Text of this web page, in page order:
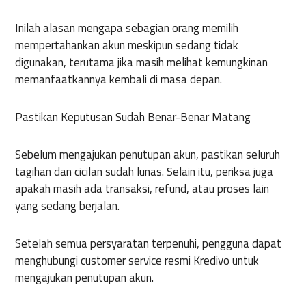
Inilah alasan mengapa sebagian orang memilih
mempertahankan akun meskipun sedang tidak
digunakan, terutama jika masih melihat kemungkinan
memanfaatkannya kembali di masa depan.
Pastikan Keputusan Sudah Benar-Benar Matang
Sebelum mengajukan penutupan akun, pastikan seluruh
tagihan dan cicilan sudah lunas. Selain itu, periksa juga
apakah masih ada transaksi, refund, atau proses lain
yang sedang berjalan.
Setelah semua persyaratan terpenuhi, pengguna dapat
menghubungi customer service resmi Kredivo untuk
mengajukan penutupan akun.